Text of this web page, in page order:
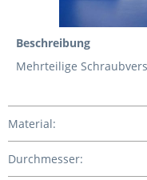
Beschreibung
Mehrteilige
Material:
Durchmesser: